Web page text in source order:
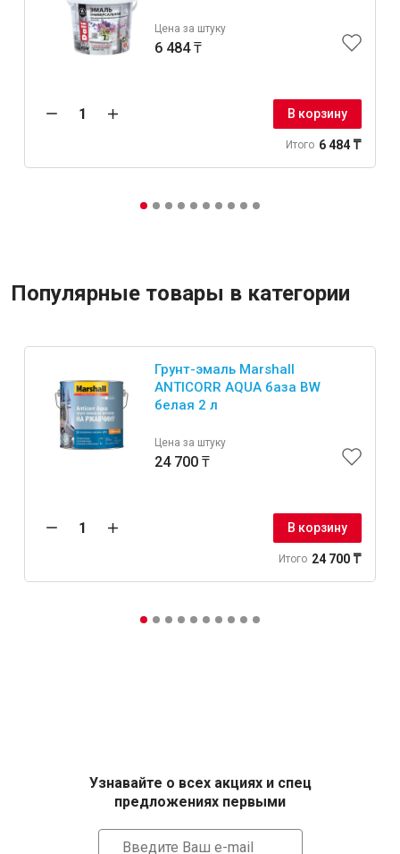
Цена за штуку
6 484 ₸
В корзину
Итого 6 484 ₸
Популярные товары в категории
Грунт-эмаль Marshall
ANTICORR AQUA база BW
белая 2 л
Цена за штуку
24 700 ₸
В корзину
Итого 24 700 ₸
Узнавайте о всех акциях и спец
предложениях первыми